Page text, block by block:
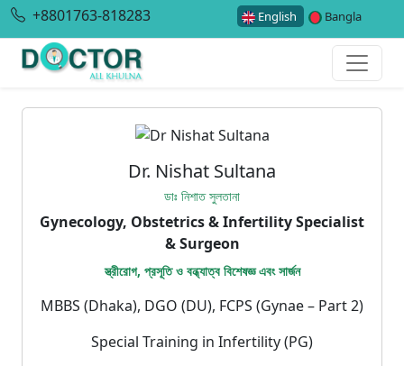
+8801763-818283 English Bangla
Dr. Nishat Sultana
ডাঃ নিশাত সুলতানা
Gynecology, Obstetrics & Infertility Specialist
& Surgeon
স্ত্রীরোগ, প্রসূতি ও বন্ধ্যাত্ব বিশেষজ্ঞ এবং সার্জন
MBBS (Dhaka), DGO (DU), FCPS (Gynae – Part 2)
Special Training in Infertility (PG)